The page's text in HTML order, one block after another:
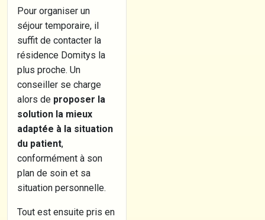
Pour organiser un
séjour temporaire, il
suffit de contacter la
résidence Domitys la
plus proche. Un
conseiller se charge
alors de proposer la
solution la mieux
adaptée à la situation
du patient,
conformément à son
plan de soin et sa
situation personnelle.
Tout est ensuite pris en